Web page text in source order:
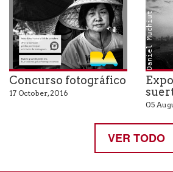
Concurso fotográfico
17 October, 2016
Daniel Muchiut
05
VER TODO